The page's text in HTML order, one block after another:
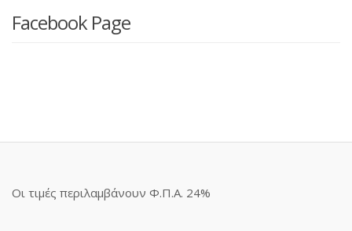
Facebook Page
Οι τιμές περιλαμβάνουν Φ.Π.Α. 24%